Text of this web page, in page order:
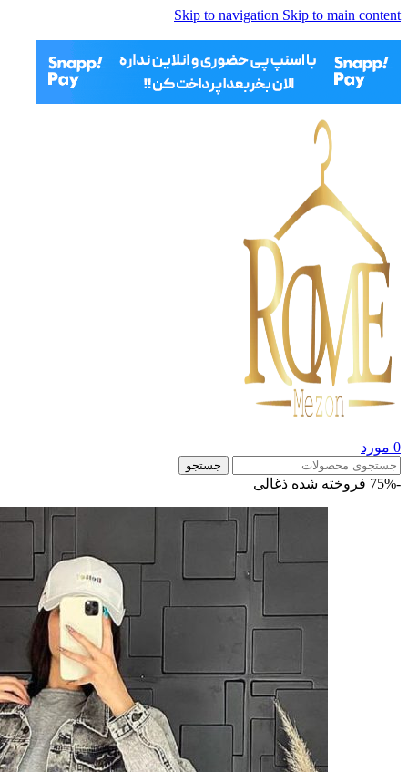
Skip to navigation Skip to main content
0 مورد
جستجو
-75% فروخته شده ذغالی